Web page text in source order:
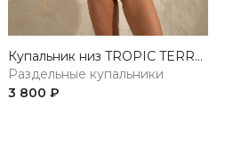
Купальник низ TROPIC TERRACOTTA
Раздельные купальники
3 800 ₽